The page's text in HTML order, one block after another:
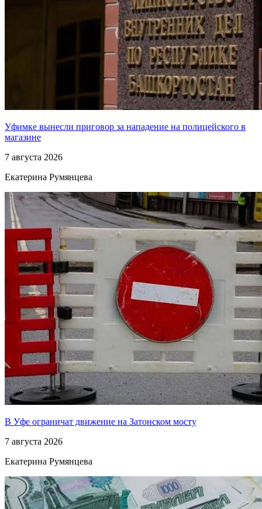
Уфимке вынесли приговор за нападение на полицейского в
магазине
7 августа 2026
Екатерина Румянцева
В Уфе ограничат движение на Затонском мосту
7 августа 2026
Екатерина Румянцева